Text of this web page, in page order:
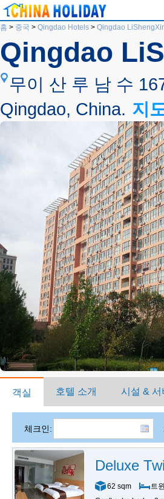
홈 > 중국 > Qingdao Hotels > Qingdao
Qingdao
무이 산 루 남 수
Qingdao, China. 지
객실 호텔 소개 시설 & 서
체크인:
Deluxe
62 sqm 트윈